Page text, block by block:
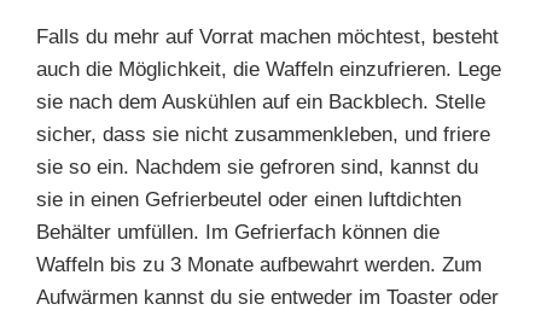
Falls du mehr auf Vorrat machen möchtest, besteht
auch die Möglichkeit, die Waffeln einzufrieren. Lege
sie nach dem Auskühlen auf ein Backblech. Stelle
sicher, dass sie nicht zusammenkleben, und friere
sie so ein. Nachdem sie gefroren sind, kannst du
sie in einen Gefrierbeutel oder einen luftdichten
Behälter umfüllen. Im Gefrierfach können die
Waffeln bis zu 3 Monate aufbewahrt werden. Zum
Aufwärmen kannst du sie entweder im Toaster oder